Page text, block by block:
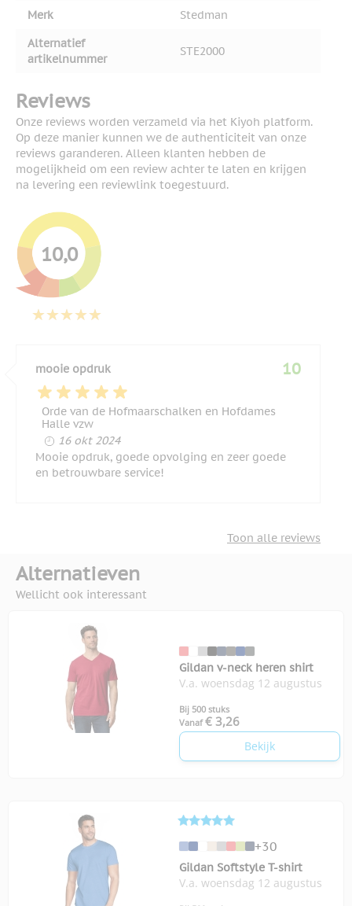
Merk
Stedman
Alternatief
artikelnummer
STE2000
Reviews
Onze reviews worden verzameld via het Kiyoh platform.
Op deze manier kunnen we de authenticiteit van onze
reviews garanderen. Alleen klanten hebben de
mogelijkheid om een review achter te laten en krijgen
na levering een reviewlink toegestuurd.
10,0
mooie opdruk
Orde van de Hofmaarschalken en Hofdames
Halle vzw
16 oktober 2024
16 okt 2024
10
Mooie opdruk, goede opvolging en zeer goede
en betrouwbare service!
Toon alle reviews
Alternatieven
Wellicht ook interessant
Gildan v-neck heren shirt
V.a. woensdag 12 augustus
Bij 500 stuks
Vanaf € 3,26
Bekijk
+30
Gildan Softstyle T-shirt
V.a. woensdag 12 augustus